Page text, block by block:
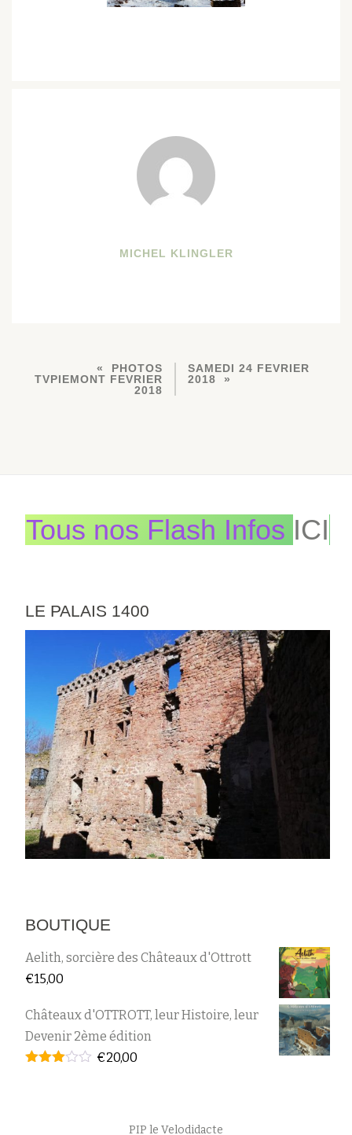
MICHEL KLINGLER
PHOTOS
TVPIEMONT FEVRIER
2018
SAMEDI 24 FEVRIER
2018
Tous nos Flash Infos ICI
LE PALAIS 1400
BOUTIQUE
Aelith, sorcière des Châteaux d'Ottrott
€15,00
Châteaux d'OTTROTT, leur Histoire, leur
Devenir 2ème édition
€20,00
PIP le Velodidacte